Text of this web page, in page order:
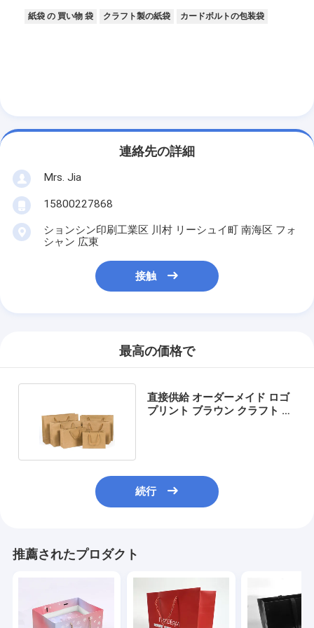
紙袋 の 買い物 袋 クラフト製の紙袋 カードボルトの包装袋
連絡先の詳細
Mrs. Jia
15800227868
ションシン印刷工業区 川村 リーシュイ町 南海区 フォ
シャン 広東
接触
最高の価格で
直接供給 オーダーメイド ロゴ
プリント ブラウン クラフト 紙
続行
推薦されたプロダクト